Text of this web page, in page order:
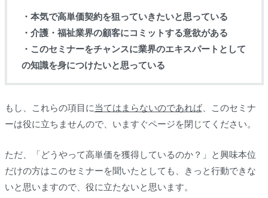
・本気で高単価契約を狙っていきたいと思っている
・介護・福祉業界の顧客にコミットする意欲がある
・このセミナーをチャンスに業界のエキスパートとして
の知識を身につけたいと思っている
もし、これらの項目に当てはまらないのであれば、このセミナ
ーは役に立ちませんので、いますぐページを閉じてください。
ただ、「どうやって高単価を獲得しているのか？」と興味本位
だけの方はこのセミナーを聞いたとしても、きっと行動できな
いと思いますので、役に立たないと思います。